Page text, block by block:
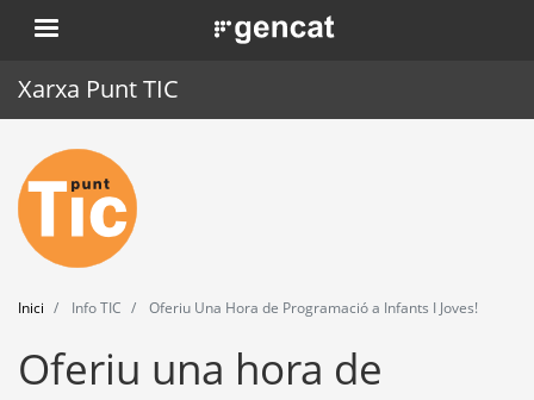
Vés
al
. Obre en una nova finestra.
Xarxa Punt TIC
Inici
Punt TIC
Actualitat
Agenda
Formació
Inici Info TIC Oferiu Una Hora de Programació a Infants I Joves!
Oferiu una hora de